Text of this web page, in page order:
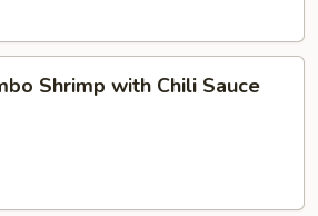
Shrimp with Chili Sauce